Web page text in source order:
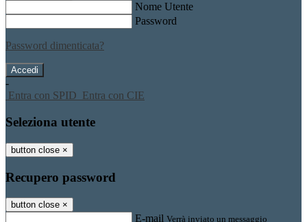
Nome Utente
Password
Password dimenticata?
-
Entra con SPID Entra con CIE
Seleziona utente
button close ×
Recupero password
button close ×
E-mail Verrà inviato un messaggio